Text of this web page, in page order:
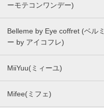
ーモテコンワンデー)
Belleme by Eye coffret (ベルミ
ー by アイコフレ)
MiiYuu(ミィーユ)
Mifee(ミフェ)